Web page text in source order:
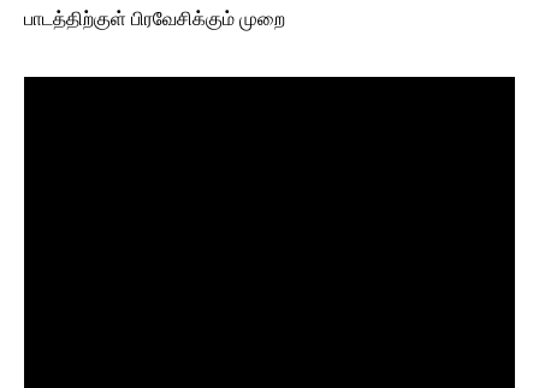
பாடத்திற்குள் பிரவேசிக்கும் முறை